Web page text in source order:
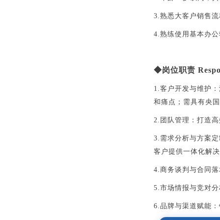
3.熟悉大客户销售
4.熟练使用基本办
◆岗位职责
1.客户开发与维护
和痛点；需具有央
2.团队管理：打造
3.需求分析与方案
客户提供一体化解
4.商务谈判与合同
5.市场情报与竞对
6.品牌与渠道赋能